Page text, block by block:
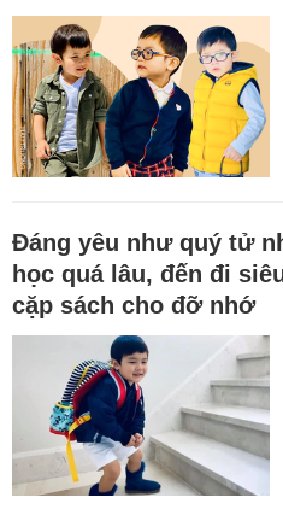
Đáng yêu như quý tử
học quá lâu, đến đi
cặp sách cho đỡ nhớ